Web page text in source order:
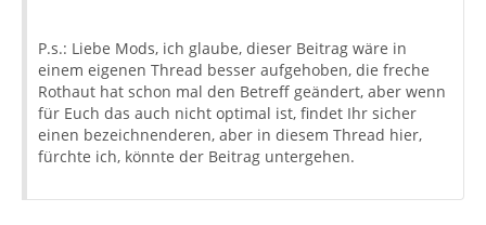
P.s.: Liebe Mods, ich glaube, dieser Beitrag wäre in
einem eigenen Thread besser aufgehoben, die freche
Rothaut hat schon mal den Betreff geändert, aber wenn
für Euch das auch nicht optimal ist, findet Ihr sicher
einen bezeichnenderen, aber in diesem Thread hier,
fürchte ich, könnte der Beitrag untergehen.